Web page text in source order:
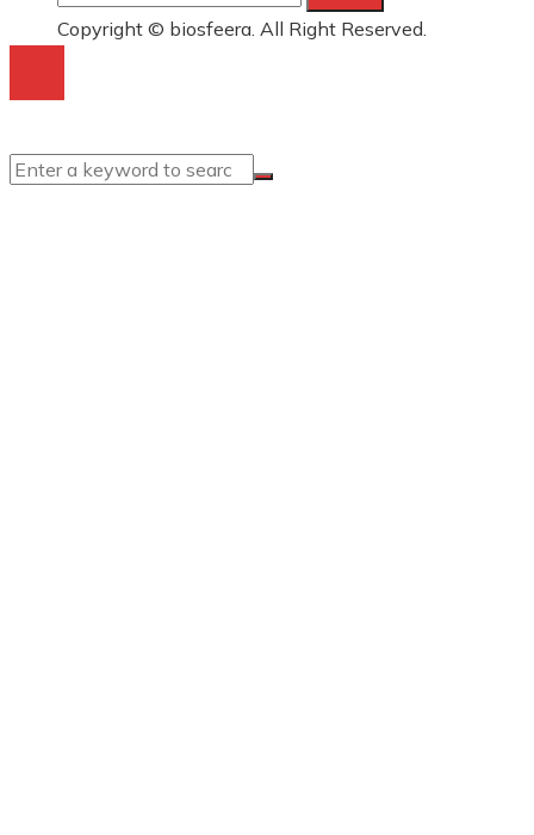
Copyright © biosfeera. All Right Reserved.